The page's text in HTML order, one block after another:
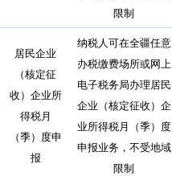
限制
居民企业
（核定征
收）企业所
得税月
（季）度申
报
纳税人可在全疆任意
办税缴费场所或网上
电子税务局办理居民
企业（核定征收）企
业所得税月（季）度
申报业务，不受地域
限制